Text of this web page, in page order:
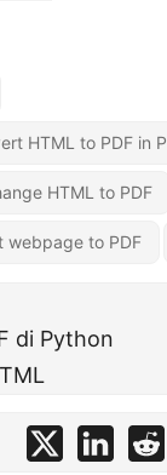
HTML to PDF in
HTML to PDF
webpage to PDF
di Python